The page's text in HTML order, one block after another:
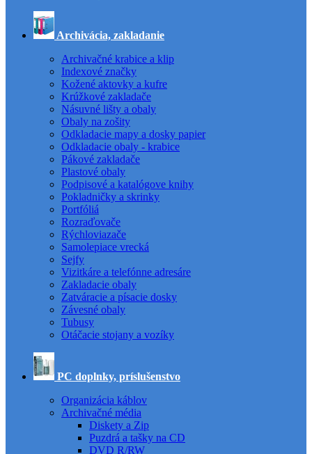
Archivácia, zakladanie
Archivačné krabice a klip
Indexové značky
Kožené aktovky a kufre
Krúžkové zakladače
Násuvné lišty a obaly
Obaly na zošity
Odkladacie mapy a dosky papier
Odkladacie obaly - krabice
Pákové zakladače
Plastové obaly
Podpisové a katalógove knihy
Pokladničky a skrinky
Portfóliá
Rozraďovače
Rýchloviazače
Samolepiace vrecká
Sejfy
Vizitkáre a telefónne adresáre
Zakladacie obaly
Zatváracie a písacie dosky
Závesné obaly
Tubusy
Otáčacie stojany a vozíky
PC doplnky, príslušenstvo
Organizácia káblov
Archivačné média
Diskety a Zip
Puzdrá a tašky na CD
DVD R/RW